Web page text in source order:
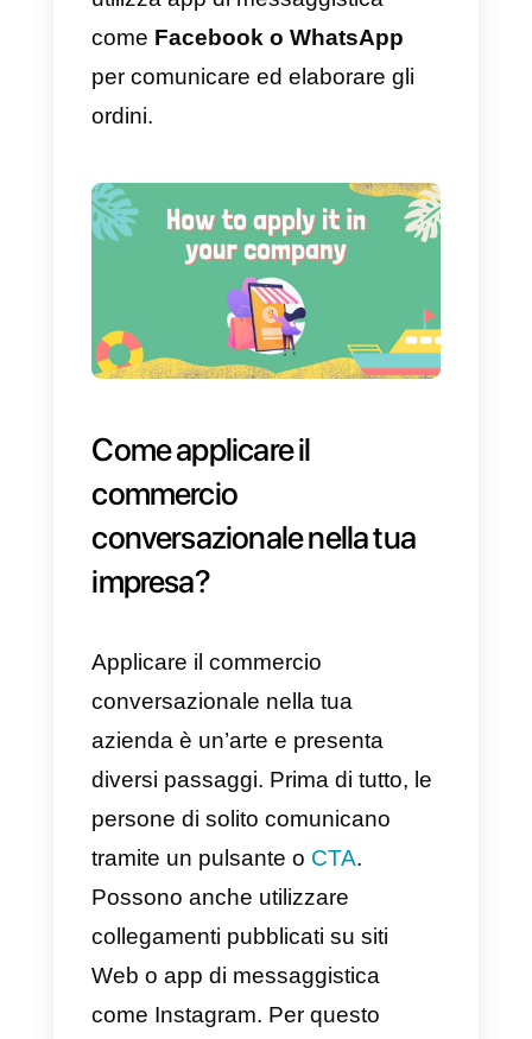
fiducia tra il cliente e l’azienda,
consentendo così fluidità nel
Il commercio conversazionale
non è solo assistenza clienti,
chatbot e intelligenza artificiale, si
tratta di informare i clienti sullo
processo di acquisto, disagi,
o aggiornamenti sul tuo acquisto.
I clienti apprezzeranno molto la
capacità di comunicare con il tuo
marchio quando ne hanno
bisogno. Oggi, il 66% dei
consumatori si sente più sicuro di
acquistare qualcosa se l’azienda
utilizza app di messaggistica
comeFacebook o WhatsApp
per comunicare ed elaborare gli
ordini.